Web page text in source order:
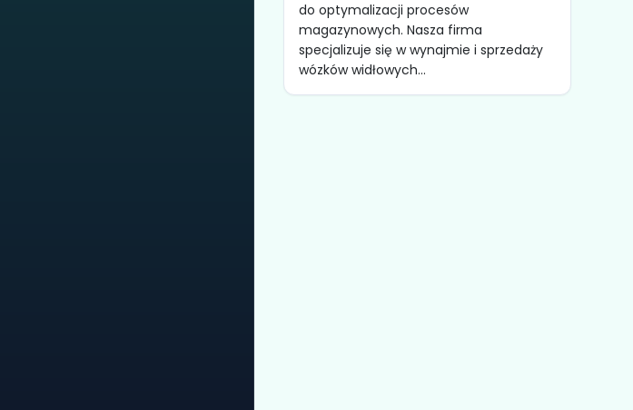
do optymalizacji procesów
magazynowych. Nasza firma
specjalizuje się w wynajmie i sprzedaży
wózków widłowych...